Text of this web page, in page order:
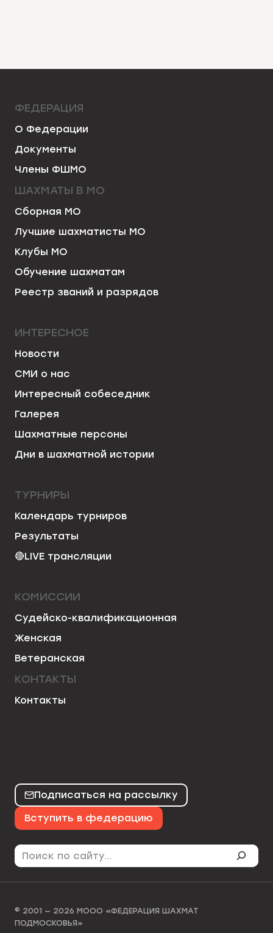
ФЕДЕРАЦИЯ
О Федерации
Документы
Члены ФШМО
ШАХМАТЫ В МО
Сборная МО
Лучшие шахматисты МО
Клубы МО
Обучение шахматам
Реестр званий и разрядов
ИНТЕРЕСНОЕ
Новости
СМИ о нас
Интересный собеседник
Галерея
Шахматные персоны
Дни в шахматной истории
ТУРНИРЫ
Календарь турниров
Результаты
🔴LIVE трансляции
КОМИССИИ
Судейско-квалификационная
Женская
Ветеранская
КОНТАКТЫ
Контакты
Подписаться на рассылку
Вступить в федерацию
Поиск
© 2001 — 2026 МООО «ФЕДЕРАЦИЯ ШАХМАТ
ПОДМОСКОВЬЯ»